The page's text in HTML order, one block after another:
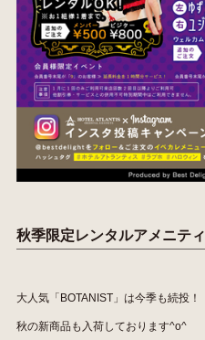
秋季限定レンタルアメニティ
大人気「BOTANIST」は今季も続投！
秋の新商品も入荷しております^o^